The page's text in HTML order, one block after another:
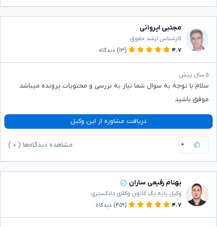
مجتبی ایروانی
کارشناس ارشد حقوق
۴.۷
(۱۳) دیدگاه
۵ سال پیش
سلام با توجه به سوال شما نیاز به بررسی و محتویات پرونده میباشد
موفق باشید
دریافت مشاوره از این وکیل
۰ مشاهده دیدگاه‌ها ( ۰
بهنام رفیعی ساران
وکیل پایه یک کانون وکلای دادگستری
۴.۷
(۴۵۹) دیدگاه